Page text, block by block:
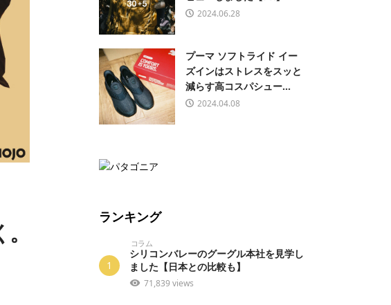
2024.06.28
プーマ ソフトライド イー
ズインはストレスをスッと
減らす高コスパシュー...
2024.04.08
ランキング
1
コラム
シリコンバレーのグーグル本社を見学し
ました【日本との比較も】
71,839 views